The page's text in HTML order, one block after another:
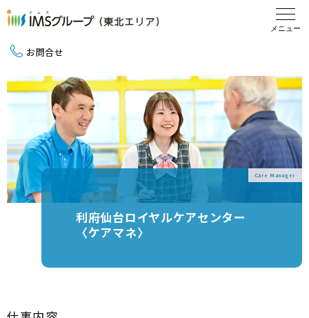
新卒採用（2027卒）
中途採用
地域活動
お問合せ
Care Manager
利府仙台ロイヤルケアセンター
〈ケアマネ〉